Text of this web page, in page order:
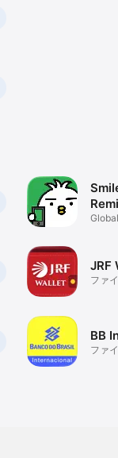
JRF
ファ
BB
ファ